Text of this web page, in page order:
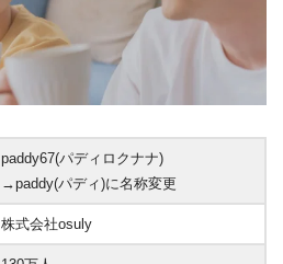
paddy67(パディロクナナ)
→paddy(パディ)に名称変更
株式会社osuly